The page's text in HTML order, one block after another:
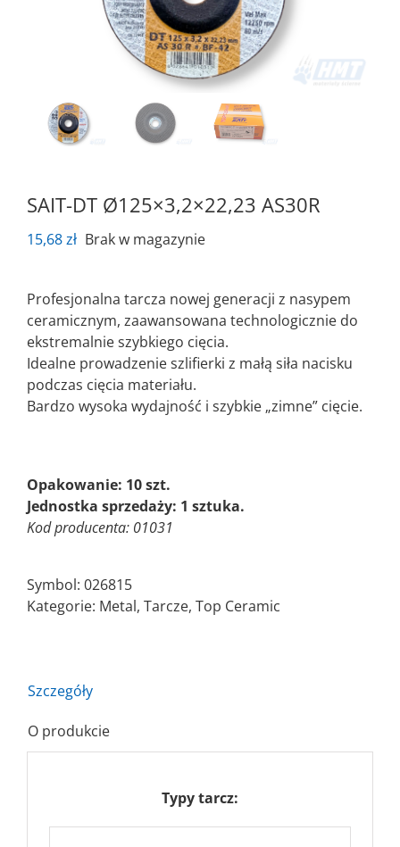
SAIT-DT Ø125×3,2×22,23 AS30R
15,68zł Brak w magazynie
Profesjonalna tarcza nowej generacji z nasypem
ceramicznym, zaawansowana technologicznie do
ekstremalnie szybkiego cięcia.
Idealne prowadzenie szlifierki z małą siła nacisku
podczas cięcia materiału.
Bardzo wysoka wydajność i szybkie „zimne” cięcie.
Opakowanie: 10 szt.
Jednostka sprzedaży: 1 sztuka.
Kod producenta: 01031
Symbol: 026815
Kategorie: Metal, Tarcze, Top Ceramic
Szczegóły
O produkcie
Typy tarcz: